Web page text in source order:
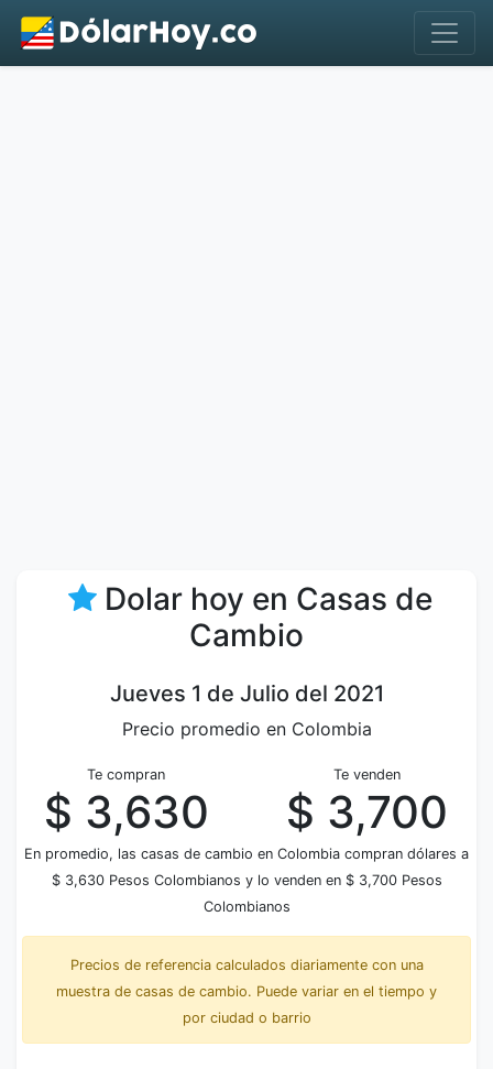
Dolar hoy en Casas de
Cambio
Jueves 1 de Julio del 2021
Precio promedio en Colombia
Te compran
$ 3,630
Te venden
$ 3,700
En promedio, las casas de cambio en Colombia compran dólares a
$ 3,630 Pesos Colombianos y lo venden en $ 3,700 Pesos
Colombianos
Precios de referencia calculados diariamente con una
muestra de casas de cambio. Puede variar en el tiempo y
por ciudad o barrio